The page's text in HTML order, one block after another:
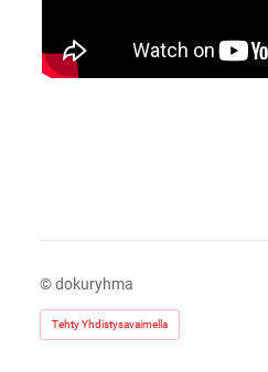
©dokuryhma
Tehty Yhdistysavaimella